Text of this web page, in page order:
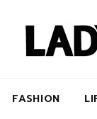
FASHION